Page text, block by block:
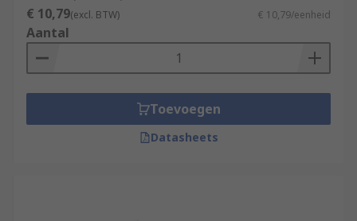
€ 10,79(excl. BTW) € 10,79/eenheid
Aantal
Toevoegen
Datasheets